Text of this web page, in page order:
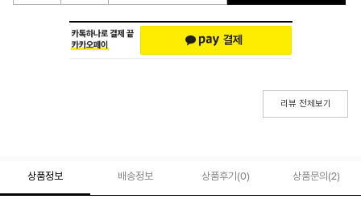
리뷰 전체보기
상품정보 배송정보 상품후기(0) 상품문의 (2)